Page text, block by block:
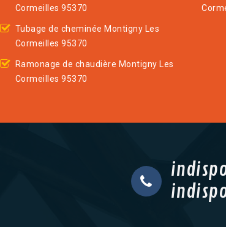
Cormeilles 95370
Tubage de cheminée Montigny Les
Cormeilles 95370
Ramonage de chaudière Montigny Les
Cormeilles 95370